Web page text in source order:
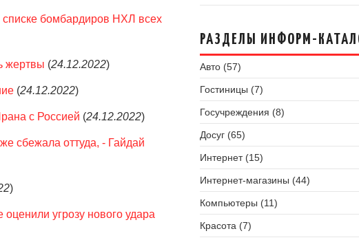
бомбардиров НХЛ всех
жертвы (24.12.2022)
(24.12.2022)
с Россией (24.12.2022)
сбежала оттуда, - Гайдай
)
угрозу нового удара
РАЗДЕЛЫ ИНФОРМ-
Авто (57)
Гостиницы (7)
Госучреждения (8)
Досуг (65)
Интернет (15)
Интернет-магазины (44)
Компьютеры (11)
Красота (7)